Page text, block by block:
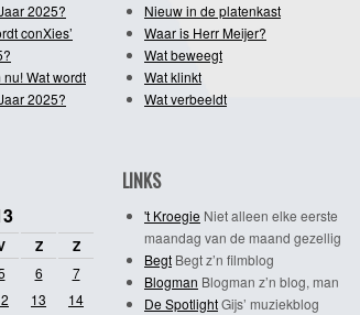
2025?
conXies’
nu! Wat wordt
2025?
Nieuw in de platenkast
Waar is Herr Meijer?
Wat beweegt
Wat klinkt
Wat verbeeldt
Z Z
6
7
13
14
LINKS
't Kroegie Niet alleen elke eerste
maandag van de maand gezellig
Begt Begt z’n filmblog
Blogman Blogman z’n blog, man
De SpotlightGijs’ muziekblog